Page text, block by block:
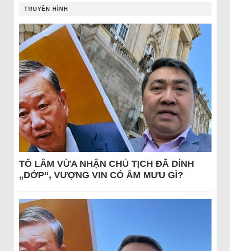
TRUYỀN HÌNH
TÔ LÂM VỪA NHẬN CHỦ TỊCH ĐÃ DÍNH
„DỚP“, VƯỢNG VIN CÓ ÂM MƯU GÌ?